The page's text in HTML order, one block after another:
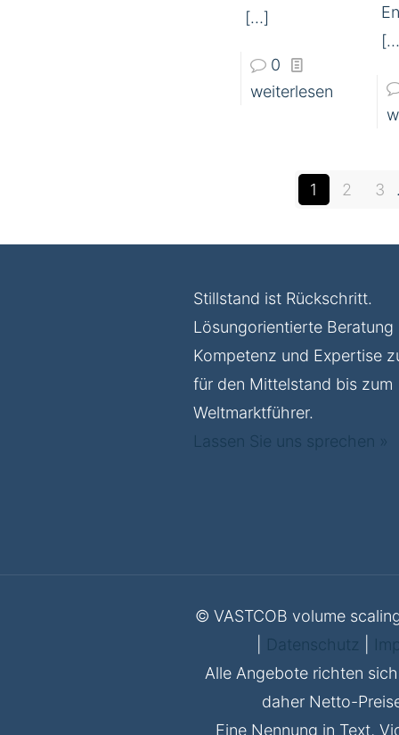
[…]
0
weiterlesen
1 2 3
Stillstand ist Rückschritt.
Lösungorientierte Beratung
Kompetenz und Expertise
für den Mittelstand bis zum
Weltmarktführer.
Lassen Sie uns sprechen »
© VASTCOB volume
Datenschutz
Alle Angebote richten
daher Netto-
Eine Nennung in Text,